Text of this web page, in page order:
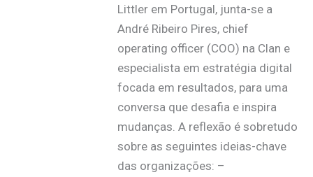
Littler em Portugal, junta-se a
André Ribeiro Pires, chief
operating officer (COO) na Clan e
especialista em estratégia digital
focada em resultados, para uma
conversa que desafia e inspira
mudanças. A reflexão é sobretudo
sobre as seguintes ideias-chave
das organizações: –